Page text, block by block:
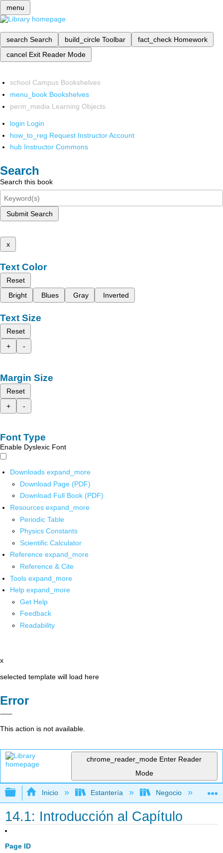
menu
search Search build_circle Toolbar fact_check Homework
cancel Exit Reader Mode
school Campus Bookshelves
menu_book Bookshelves
perm_media Learning Objects
login Login
how_to_reg Request Instructor Account
hub Instructor Commons
Search
Search this book
Submit Search
x
Text Color
Reset
Bright
Blues Gray Inverted
Text Size
Reset
+
-
Margin Size
Reset
+
-
Font Type
Enable Dyslexic Font
Downloads expand_more
Download Page (PDF)
Download Full Book (PDF)
Resources expand_more
Periodic Table
Physics Constants
Scientific Calculator
Reference expand_more
Reference & Cite
Tools expand_more
Help expand_more
Get Help
Feedback
Readability
x
selected template will load here
Error
This action is not available.
chrome_reader_mode Enter Reader
Mode
Expandir/contraer jerarquía global
Inicio Estantería Negocio
14.1: Introducción al Capítulo
Page ID